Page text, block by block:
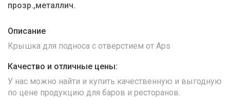
прозр.,металлич.
Описание
Крышка для подноса с отверстием от Aps
Качество и отличные цены:
У нас можно найти и купить качественную и выгодную
по цене продукцию для баров и ресторанов.